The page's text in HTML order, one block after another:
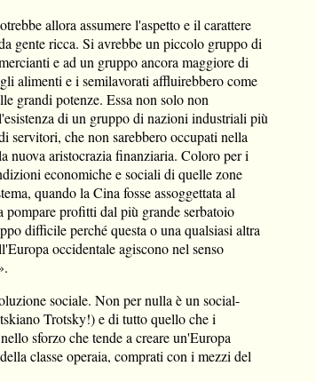
allora assumere l'aspetto e il carattere
gente ricca. Si avrebbe un piccolo gruppo di
e ad un gruppo ancora maggiore di
alimenti e i semilavorati affluirebbero come
grandi potenze. Essa non solo non
di un gruppo di nazioni industriali più
servitori, che non sarebbero occupati nella
nuova aristocrazia finanziaria. Coloro per i
economiche e sociali di quelle zone
quando la Cina fosse assoggettata al
profitti dal più grande serbatoio
difficile perché questa o una qualsiasi altra
occidentale agiscono nel senso
sociale. Non per nulla è un social-
Trotsky!) e di tutto quello che i
sforzo che tende a creare un'Europa
classe operaia, comprati con i mezzi del